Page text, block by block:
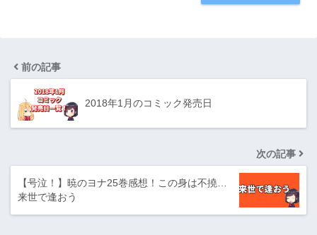
前の記事
2018年1月のコミック発売日
次の記事
【号泣！】暁のヨナ25巻感想！この身は不撓…
来世で逢おう